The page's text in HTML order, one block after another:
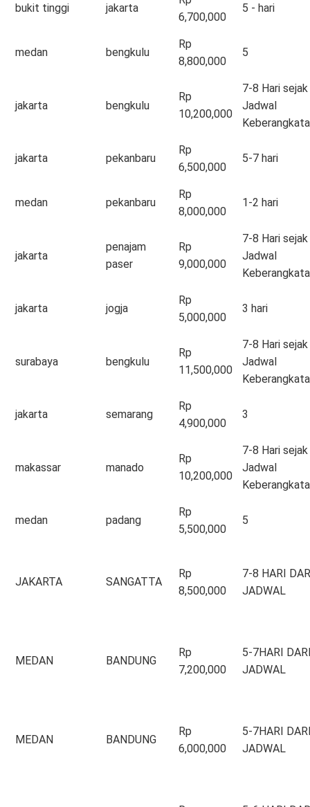
bukit tinggi jakarta
6,700,000
5 - hari
medan bengkulu
Rp
8,800,000
5
jakarta bengkulu
Rp
10,200,000
7-8 Hari sejak
Jadwal
jakarta pekanbaru
Rp
6,500,000
5-7 hari
medan pekanbaru
Rp
8,000,000
1-2 hari
jakarta
penajam
paser
Rp
9,000,000
7-8 Hari sejak
Jadwal
jakarta jogja
Rp
5,000,000
3 hari
surabaya bengkulu
Rp
11,500,000
7-8 Hari sejak
Jadwal
jakarta semarang
Rp
4,900,000
3
makassar manado
Rp
10,200,000
7-8 Hari sejak
Jadwal
medan padang
Rp
5,500,000
5
JAKARTA SANGATTA
Rp
8,500,000
7-8 HARI
JADWAL
MEDAN BANDUNG
Rp
7,200,000
5-7HARI
JADWAL
MEDAN BANDUNG
Rp
6,000,000
5-7HARI
JADWAL